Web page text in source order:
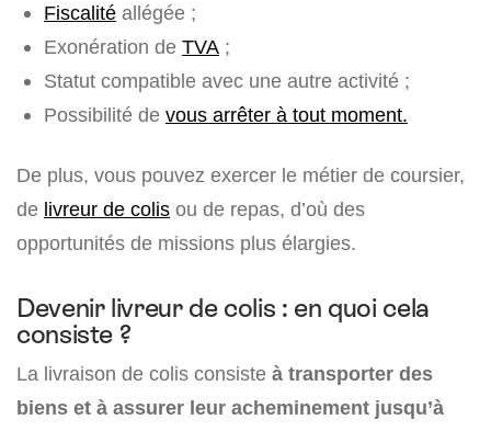
Fiscalité allégée ;
Exonération de TVA ;
Statut compatible avec une autre activité ;
Possibilité de vous arrêter à tout moment.
De plus, vous pouvez exercer le métier de coursier,
de livreur de colis ou de repas, d’où des
opportunités de missions plus élargies.
Devenir livreur de colis : en quoi cela
consiste ?
La livraison de colis consiste à transporter des
biens et à assurer leur acheminement jusqu’à